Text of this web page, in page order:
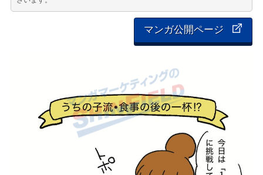
マンガ公開ページ